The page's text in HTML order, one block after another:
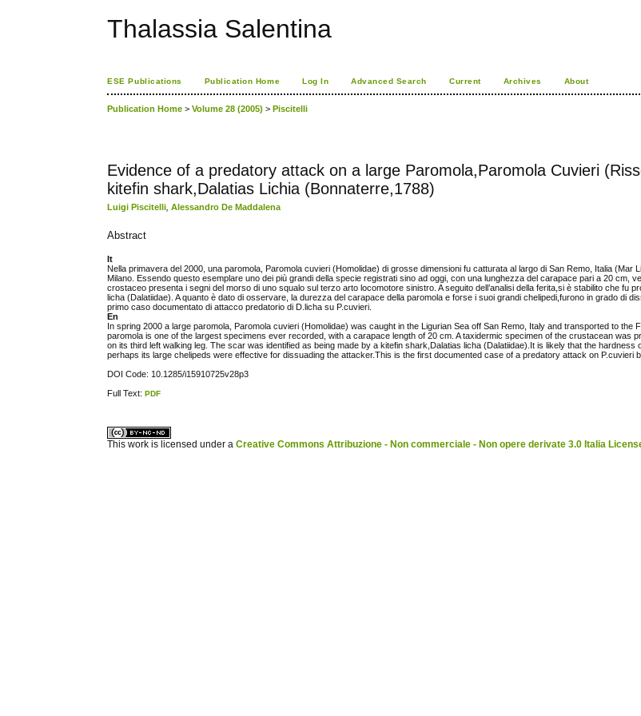
Thalassia Salentina
ESE Publications Publication Home Log In Advanced Search Current Archives About
Publication Home >Volume 28 (2005) >Piscitelli
Evidence of a predatory attack on a large Paromola,Paromola Cuvieri
kitefin shark,Dalatias Lichia (Bonnaterre,1788)
Luigi Piscitelli ,Alessandro De Maddalena
Abstract
It
Nella primavera del 2000, una paromola, Paromola cuvieri (Homolidae) di grosse dimensioni fu catturata al largo di San Remo, Italia (Mar
Milano. Essendo questo esemplare uno dei più grandi della specie registrati sino ad oggi, con una lunghezza del carapace pari a 20 cm,
crostaceo presenta i segni del morso di uno squalo sul terzo arto locomotore sinistro. A seguito dell’analisi della ferita,si è stabilito che fu
licha (Dalatiidae). A quanto è dato di osservare, la durezza del carapace della paromola e forse i suoi grandi chelipedi,furono in grado di
primo caso documentato di attacco predatorio di D.licha su P.cuvieri.
En
In spring 2000 a large paromola, Paromola cuvieri (Homolidae) was caught in the Ligurian Sea off San Remo, Italy and transported to the
paromola is one of the largest specimens ever recorded, with a carapace length of 20 cm. A taxidermic specimen of the crustacean was
on its third left walking leg. The scar was identified as being made by a kitefin shark,Dalatias licha (Dalatiidae).It is likely that the hardness
perhaps its large chelipeds were effective for dissuading the attacker.This is the first documented case of a predatory attack on P.cuvieri
DOI Code: 10.1285/i15910725v28p3
Full Text:PDF
This work is licensed under aCreative Commons Attribuzione - Non commerciale - Non opere derivate 3.0 Italia